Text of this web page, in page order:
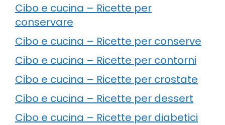
Cibo e cucina – Ricette per
conservare
Cibo e cucina – Ricette per conserve
Cibo e cucina – Ricette per contorni
Cibo e cucina – Ricette per crostate
Cibo e cucina – Ricette per dessert
Cibo e cucina – Ricette per diabetici